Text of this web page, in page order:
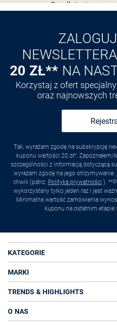
Odkryj
20 ZŁ** NA
Korzystaj z ofert
oraz najnowszych
Tak, wyrażam zgodę na subskrypcję
kuponu wartości 20 zł*.
szczególności z informacją dotyczącą
wyrażam zgodę na jego otrzymywanie.
chwili (patrz: Polityka prywatności ).
wykorzystany tylko jeden raz i jest
Minimalna wartość zamówienia
kuponu na ostatnim etapie
KATEGORIE
MARKI
TRENDS & HIGHLIGHTS
O NAS